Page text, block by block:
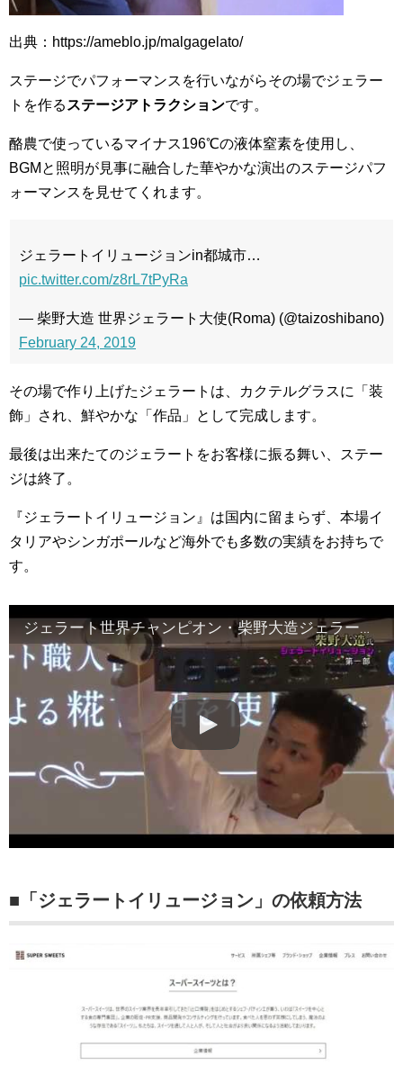
出典：https://ameblo.jp/malgagelato/
ステージでパフォーマンスを行いながらその場でジェラー
トを作る ステージアトラクションです。
酪農で使っているマイナス196℃の液体窒素を使用し、
BGMと照明が見事に融合した華やかな演出のステージパフ
ォーマンスを見せてくれます。
ジェラートイリュージョンin都城市…
pic.twitter.com/z8rL7tPyRa
— 柴野大造 世界ジェラート大使(Roma) (@taizoshibano)
February 24, 2019
その場で作り上げたジェラートは、カクテルグラスに「装
飾」され、鮮やかな「作品」として完成します。
最後は出来たてのジェラートをお客様に振る舞い、ステー
ジは終了。
『ジェラートイリュージョン』は国内に留まらず、本場イ
タリアやシンガポールなど海外でも多数の実績をお持ちで
す。
ジェラート世界チャンピオン・柴野大造ジェラートイリュージョン（2017/1/11）
■「ジェラートイリュージョン」の依頼方法